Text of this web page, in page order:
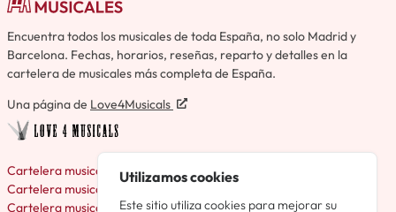
Encuentra todos los musicales de toda España, no solo Madrid y
Barcelona. Fechas, horarios, reseñas, reparto y detalles en la
cartelera de musicales más completa de España.
Una página de Love4Musicals
Cartelera musicales en Madrid
Cartelera musicales en Barcelona
Cartelera musicales en Valencia
Utilizamos cookies
Este sitio utiliza cookies para mejorar su